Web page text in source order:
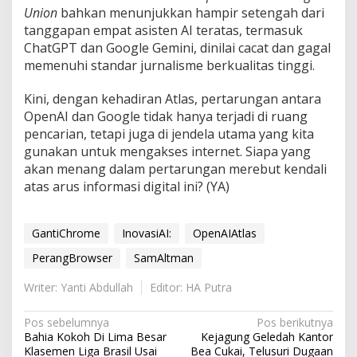
Union bahkan menunjukkan hampir setengah dari
tanggapan empat asisten AI teratas, termasuk
ChatGPT dan Google Gemini, dinilai cacat dan gagal
memenuhi standar jurnalisme berkualitas tinggi.
Kini, dengan kehadiran Atlas, pertarungan antara
OpenAI dan Google tidak hanya terjadi di ruang
pencarian, tetapi juga di jendela utama yang kita
gunakan untuk mengakses internet. Siapa yang
akan menang dalam pertarungan merebut kendali
atas arus informasi digital ini? (YA)
GantiChrome InovasiAI:
OpenAIAtlas
PerangBrowser
SamAltman
Writer: Yanti Abdullah
Editor: HA Putra
N
a
Pos sebelumnya
Bahia Kokoh Di Lima Besar
Klasemen Liga Brasil Usai
Pos berikutnya
Kejagung Geledah Kantor
Bea Cukai, Telusuri Dugaan